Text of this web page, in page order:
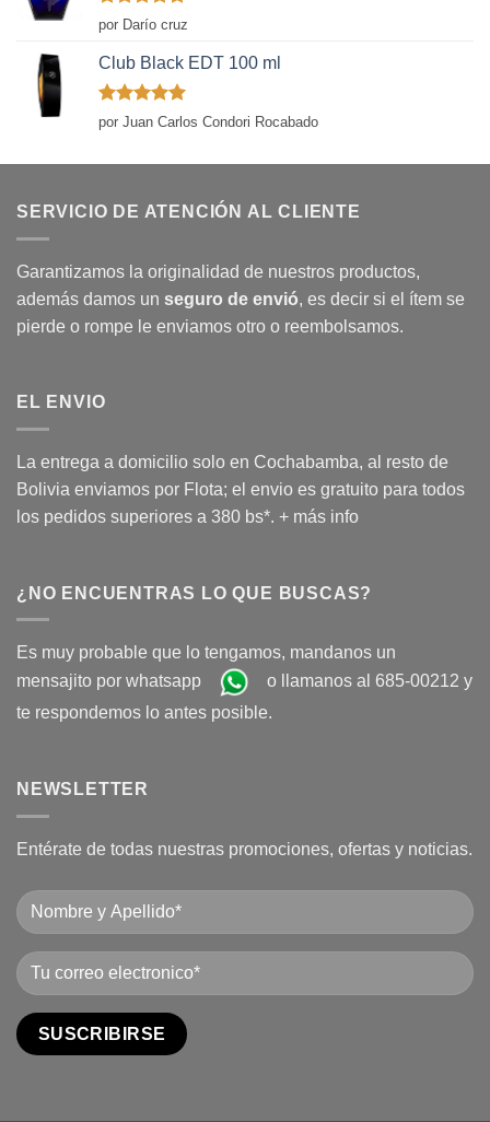
Valorado
con
por Darío cruz
Club Black EDT 100 ml
Valorado
con
por Juan Carlos Condori Rocabado
SERVICIO DE ATENCIÓN AL CLIENTE
Garantizamos la originalidad de nuestros productos,
además damos un seguro de envió, es decir si el ítem se
pierde o rompe le enviamos otro o reembolsamos.
EL ENVIO
La entrega a domicilio solo en Cochabamba, al resto de
Bolivia enviamos por Flota; el envio es gratuito para todos
los pedidos superiores a 380 bs*. + más info
¿NO ENCUENTRAS LO QUE BUSCAS?
Es muy probable que lo tengamos, mandanos un
mensajito por whatsapp
o llamanos al 685-00212 y
te respondemos lo antes posible.
NEWSLETTER
Entérate de todas nuestras promociones, ofertas y noticias.